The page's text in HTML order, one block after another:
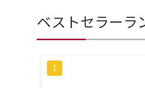
ベストセラーラ